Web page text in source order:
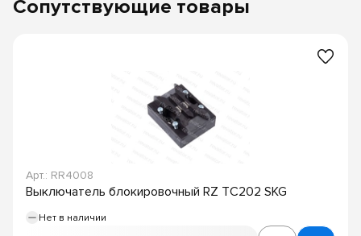
Сопутствующие товары
Арт.: RR4008
Выключатель блокировочный RZ TC202 SKG
Нет в наличии